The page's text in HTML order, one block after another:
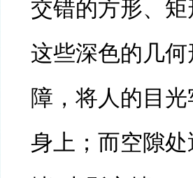
交错的方形、
这些深色的几
障，将人的目
身上；而空隙